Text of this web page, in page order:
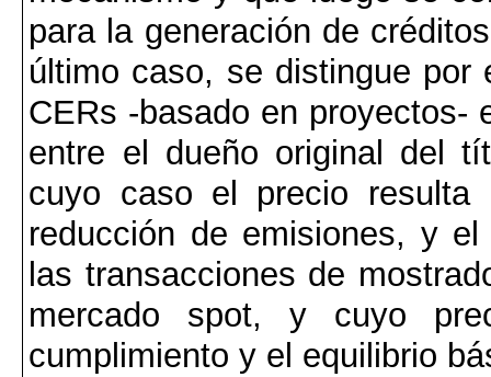
para la generación de
último caso, se distingue por
CERs -basado en proyectos-
entre el dueño original del
cuyo caso el precio resulta
reducción de emisiones, y
las transacciones de
mercado spot, y cuyo
cumplimiento y el equilibrio